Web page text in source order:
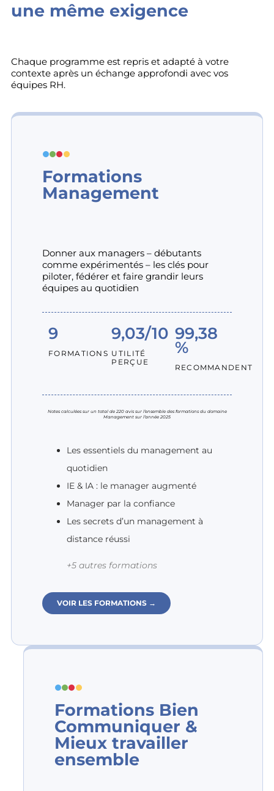
une même exigence
Chaque programme est repris et adapté à votre
contexte après un échange approfondi avec vos
équipes RH.
Formations
Management
Donner aux managers – débutants
comme expérimentés – les clés pour
piloter, fédérer et faire grandir leurs
équipes au quotidien
9
FORMATIONS
9,03/10
UTILITÉ
PERÇUE
99,38
%
RECOMMANDENT
Notes calculées sur un total de 220 avis sur l’ensemble des formations du domaine
Management sur l’année 2025
Les essentiels du management au
quotidien
IE & IA : le manager augmenté
Manager par la confiance
Les secrets d’un management à
distance réussi
+5 autres formations
VOIR LES FORMATIONS →
Formations Bien
Communiquer &
Mieux travailler
ensemble